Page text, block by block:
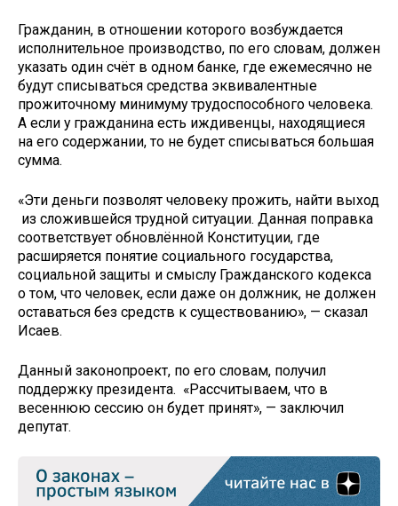
Гражданин, в отношении которого возбуждается
исполнительное производство, по его словам, должен
указать один счёт в одном банке, где ежемесячно не
будут списываться средства эквивалентные
прожиточному минимуму трудоспособного человека.
А если у гражданина есть иждивенцы, находящиеся
на его содержании, то не будет списываться большая
сумма.
«Эти деньги позволят человеку прожить, найти выход
из сложившейся трудной ситуации. Данная поправка
соответствует обновлённой Конституции, где
расширяется понятие социального государства,
социальной защиты и смыслу Гражданского кодекса
о том, что человек, если даже он должник, не должен
оставаться без средств к существованию», — сказал
Исаев.
Данный законопроект, по его словам, получил
поддержку президента. «Рассчитываем, что в
весеннюю сессию он будет принят», — заключил
депутат.